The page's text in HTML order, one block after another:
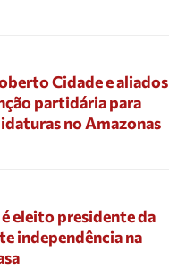
Cidade e aliados
partidária para
no Amazonas
eleito presidente da
independência na